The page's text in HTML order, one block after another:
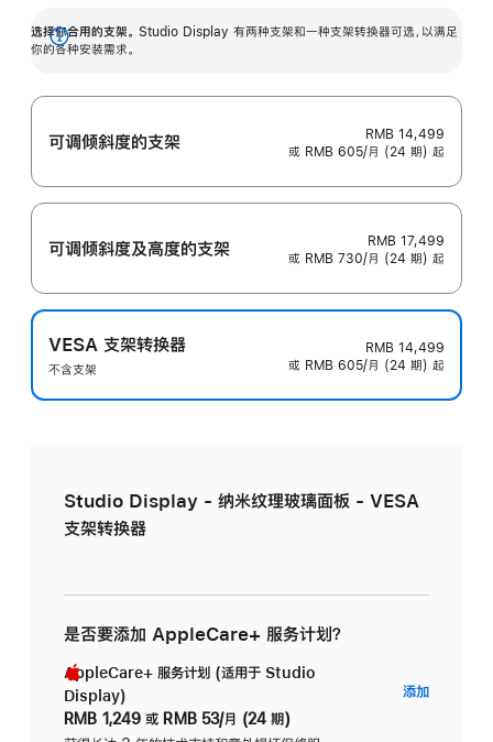
选择你合用的支架。 Studio Display 有两种支架和一种支架转换器可选，以满足
你的各种安装需求。
展
可调倾斜度的支架
RMB 14,499
或 RMB 605/月 (24 期) 起
可调倾斜度及高‍度的支‍架
RMB 17,499
或 RMB 730/月 (24 期) 起
VESA 支架转换器
不含支架
RMB 14,499
或 RMB 605/月 (24 期) 起
Studio Display - 纳米纹理玻璃面板 - VESA
支架转换器
是否要添加 AppleCare+ 服务计划？
AppleCare+ 服务计划 (适用于 Studio
Display)
RMB 1,249 或 RMB 53/月 (24 期)
添加